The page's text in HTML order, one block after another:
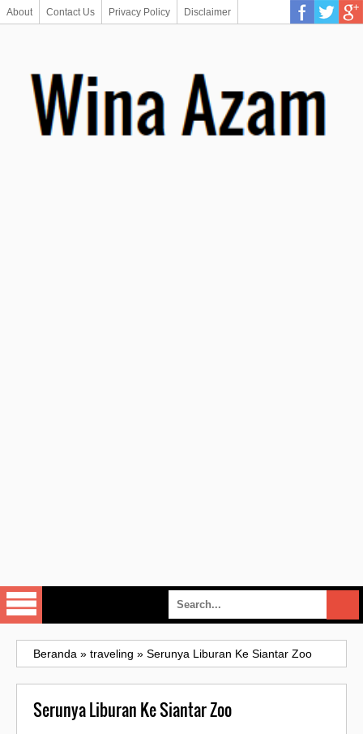
About Contact Us Privacy Policy Disclaimer
Beranda » traveling » Serunya Liburan Ke Siantar Zoo
Serunya Liburan Ke Siantar Zoo